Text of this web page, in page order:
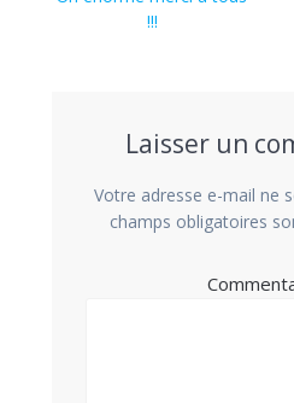
!!!
Laisser un
Votre adresse e-mail ne
champs obligatoires